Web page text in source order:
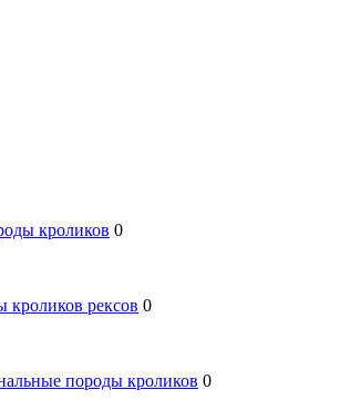
кроликов 0
кроликов рексов 0
породы кроликов 0